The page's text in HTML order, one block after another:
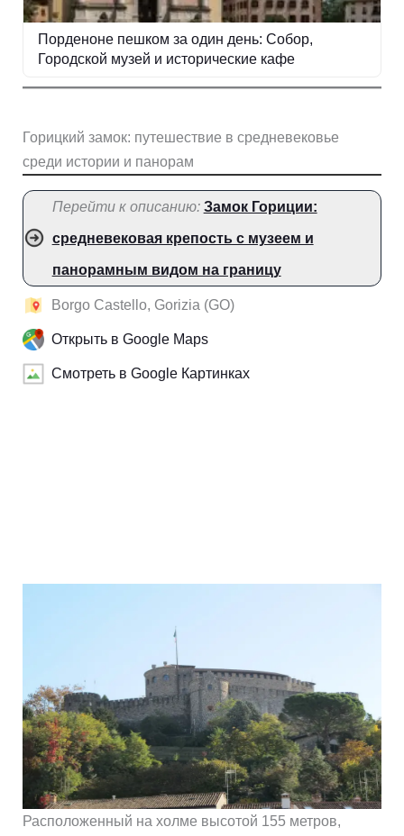
Порденоне пешком за один день: Собор,
Городской музей и исторические кафе
Горицкий замок: путешествие в средневековье
среди истории и панорам
Перейти к описанию: Замок Гориции:
средневековая крепость с музеем и
панорамным видом на границу
Borgo Castello, Gorizia (GO)
Открыть в Google Maps
Смотреть в Google Картинках
Расположенный на холме высотой 155 метров,